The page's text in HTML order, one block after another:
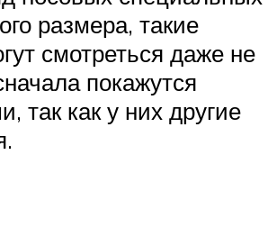
размера, такие
смотреться даже не
покажутся
так как у них другие